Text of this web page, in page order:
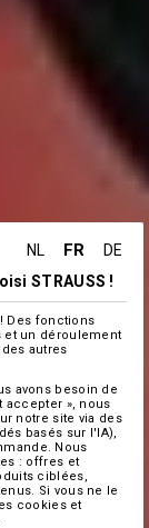
NL FR
DE
STRAUSS !
Des fonctions
et un déroulement
autres
avons besoin de
accepter », nous
notre site via des
basés sur l'IA),
Nous
: offres et
ciblées,
Si vous ne le
cookies et